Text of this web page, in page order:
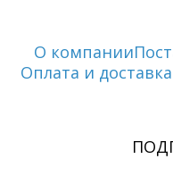
О компании
Оплата и доставка